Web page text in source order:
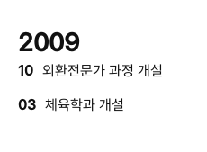
2009
10 외환전문가 과정 개설
03 체육학과 개설